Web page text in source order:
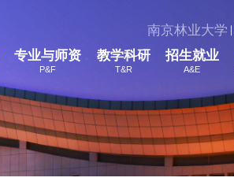
南京林业大学
专业与师资
P&F
教学科研
T&R
招生就业
A&E